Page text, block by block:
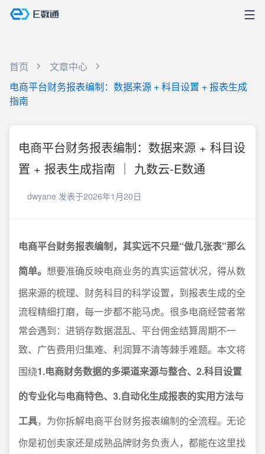
首页
文章中心
电商平台财务报表编制：数据来源 + 科目设置 + 报表生成
指南
电商平台财务报表编制：数据来源 + 科目设
置 + 报表生成指南 ｜ 九数云-E数通
dwyane 发表于2026年1月20日
电商平台财务报表编制，其实远不只是“做几张表”那么
简单。 想要准确反映电商业务的真实运营状况，得从数
据来源的梳理、财务科目的科学设置，到报表生成的全
流程精细打磨，每一步都不能马虎。很多电商经营者常
常会遇到：进销存数据混乱、平台佣金结算周期不一
致、广告费用归集难、利润算不清等棘手难题。本文将
围绕1.电商财务数据的多渠道来源与整合、2.科目设置
的专业化与电商特色、3.自动化生成报表的实用方法与
工具，为你拆解电商平台财务报表编制的全流程。无论
你是初创卖家还是成熟品牌财务负责人，都能在这里找